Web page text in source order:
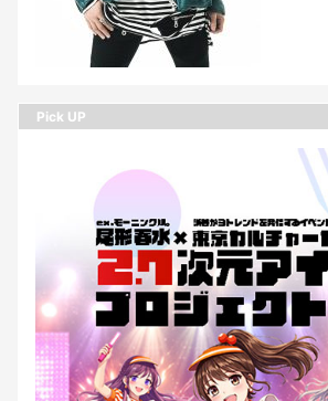
Pick UP